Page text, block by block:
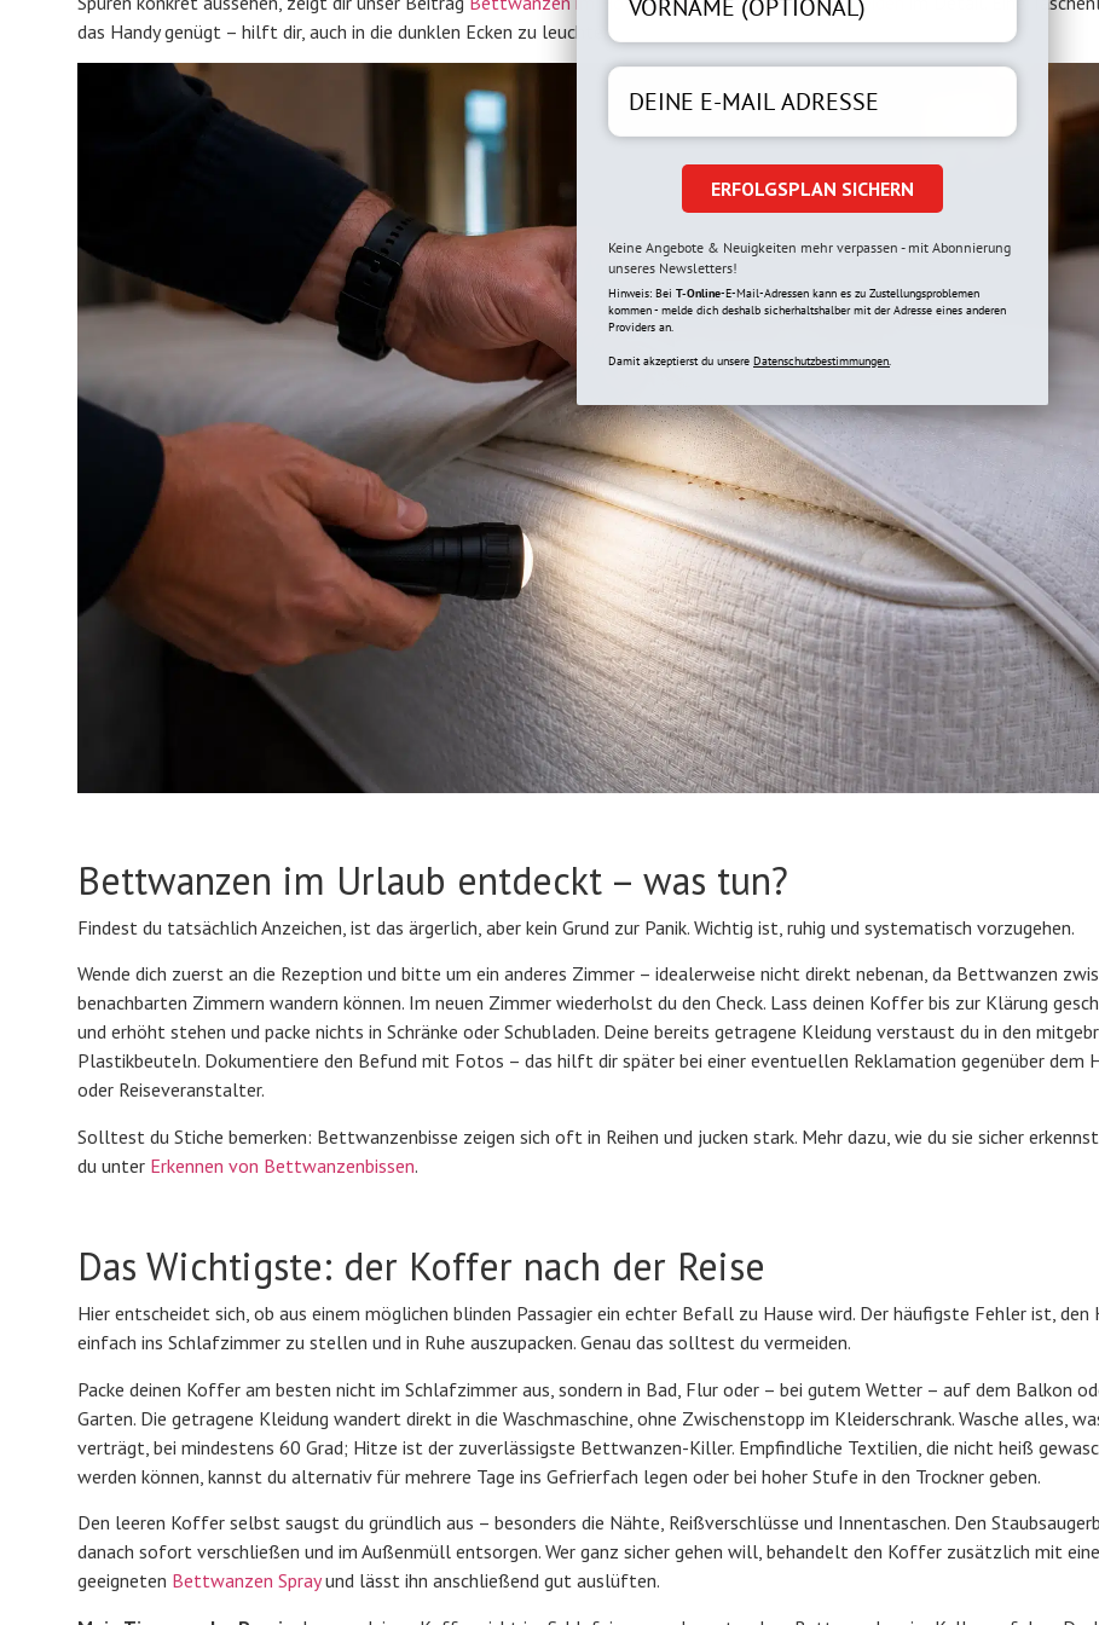
das Handy genügt – hilft dir, auch in die dunklen Ecken zu leuchten.
Bettwanzen im Urlaub entdeckt – was tun?
Findest du tatsächlich Anzeichen, ist das ärgerlich, aber kein Grund zur Panik. Wichtig ist, ruhig und systematisch vorzugehen.
Wende dich zuerst an die Rezeption und bitte um ein anderes Zimmer – idealerweise nicht direkt nebenan, da Bettwanzen
benachbarten Zimmern wandern können. Im neuen Zimmer wiederholst du den Check. Lass deinen Koffer bis zur Klärung
und erhöht stehen und packe nichts in Schränke oder Schubladen. Deine bereits getragene Kleidung verstaust du in den
Plastikbeuteln. Dokumentiere den Befund mit Fotos – das hilft dir später bei einer eventuellen Reklamation gegenüber dem
oder Reiseveranstalter.
Solltest du Stiche bemerken: Bettwanzenbisse zeigen sich oft in Reihen und jucken stark. Mehr dazu, wie du sie sicher
du unter Erkennen von Bettwanzenbissen.
Das Wichtigste: der Koffer nach der Reise
Hier entscheidet sich, ob aus einem möglichen blinden Passagier ein echter Befall zu Hause wird. Der häufigste Fehler ist,
einfach ins Schlafzimmer zu stellen und in Ruhe auszupacken. Genau das solltest du vermeiden.
Packe deinen Koffer am besten nicht im Schlafzimmer aus, sondern in Bad, Flur oder – bei gutem Wetter – auf dem Balkon
Garten. Die getragene Kleidung wandert direkt in die Waschmaschine, ohne Zwischenstopp im Kleiderschrank. Wasche alles,
verträgt, bei mindestens 60 Grad; Hitze ist der zuverlässigste Bettwanzen-Killer. Empfindliche Textilien, die nicht heiß
werden können, kannst du alternativ für mehrere Tage ins Gefrierfach legen oder bei hoher Stufe in den Trockner geben.
Den leeren Koffer selbst saugst du gründlich aus – besonders die Nähte, Reißverschlüsse und Innentaschen. Den
danach sofort verschließen und im Außenmüll entsorgen. Wer ganz sicher gehen will, behandelt den Koffer zusätzlich mit
geeigneten Bettwanzen Sprayund lässt ihn anschließend gut auslüften.
ERFOLGSPLAN SICHERN
Keine Angebote & Neuigkeiten mehr verpassen - mit Abonnierung
unseres Newsletters!
Hinweis: Bei T-Online-E-Mail-Adressen kann es zu Zustellungsproblemen
kommen - melde dich deshalb sicherhaltshalber mit der Adresse eines anderen
Providers an.
Damit akzeptierst du unsere Datenschutzbestimmungen.